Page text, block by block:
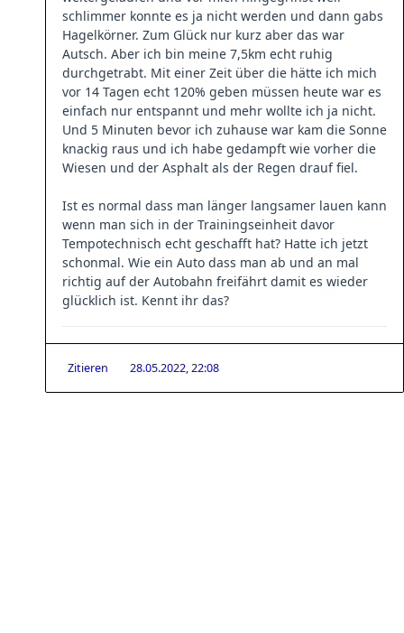
schlimmer konnte es ja nicht werden und dann gabs
Hagelkörner. Zum Glück nur kurz aber das war
Autsch. Aber ich bin meine 7,5km echt ruhig
durchgetrabt. Mit einer Zeit über die hätte ich mich
vor 14 Tagen echt 120% geben müssen heute war es
einfach nur entspannt und mehr wollte ich ja nicht.
Und 5 Minuten bevor ich zuhause war kam die Sonne
knackig raus und ich habe gedampft wie vorher die
Wiesen und der Asphalt als der Regen drauf fiel.
Ist es normal dass man länger langsamer lauen kann
wenn man sich in der Trainingseinheit davor
Tempotechnisch echt geschafft hat? Hatte ich jetzt
schonmal. Wie ein Auto dass man ab und an mal
richtig auf der Autobahn freifährt damit es wieder
glücklich ist. Kennt ihr das?
Zitieren 28.05.2022, 22:08